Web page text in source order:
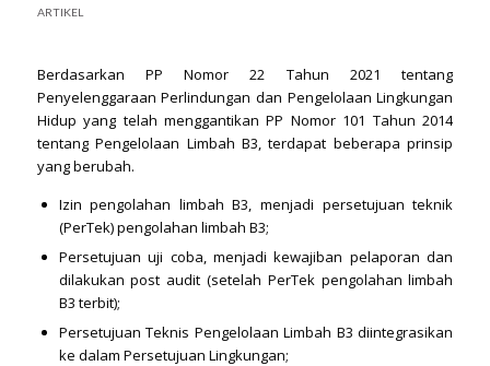
ARTIKEL
Berdasarkan PP Nomor 22 Tahun 2021 tentang
Penyelenggaraan Perlindungan dan Pengelolaan Lingkungan
Hidup yang telah menggantikan PP Nomor 101 Tahun 2014
tentang Pengelolaan Limbah B3, terdapat beberapa prinsip
yang berubah.
Izin pengolahan limbah B3, menjadi persetujuan teknik
(PerTek) pengolahan limbah B3;
Persetujuan uji coba, menjadi kewajiban pelaporan dan
dilakukan post audit (setelah PerTek pengolahan limbah
B3 terbit);
Persetujuan Teknis Pengelolaan Limbah B3 diintegrasikan
ke dalam Persetujuan Lingkungan;